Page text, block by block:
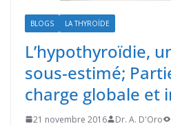
BLOGS LA THYROÏDE
L’hypothyroïdie,
sous-estimé;
charge globale et
21 novembre 2016 Dr. A. D'Oro